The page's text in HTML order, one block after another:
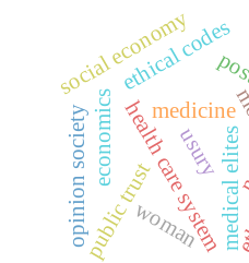
medicine
health care systemmedical elites
public trust
ethical codes
social economy
woman
usury
economics
opinion society